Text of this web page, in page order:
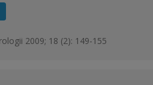
2009; 18 (2): 149-155